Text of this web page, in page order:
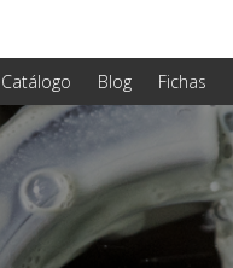
Catálogo Blog Fichas